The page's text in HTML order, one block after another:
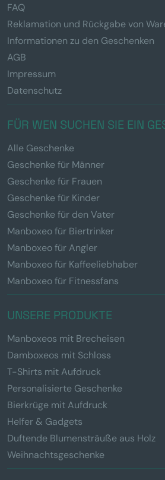
FAQ
Reklamation und Rückgabe von
Informationen zu den Geschenken
AGB
Impressum
Datenschutz
FÜR WEN SUCHEN SIE EIN
Alle Geschenke
Geschenke für Männer
Geschenke für Frauen
Geschenke für Kinder
Geschenke für den Vater
Manboxeo für Biertrinker
Manboxeo für Angler
Manboxeo für Kaffeeliebhaber
Manboxeo für Fitnessfans
UNSERE PRODUKTE
Manboxeos mit Brecheisen
Damboxeos mit Schloss
T-Shirts mit Aufdruck
Personalisierte Geschenke
Bierkrüge mit Aufdruck
Helfer & Gadgets
Duftende Blumensträuße aus Holz
Weihnachtsgeschenke